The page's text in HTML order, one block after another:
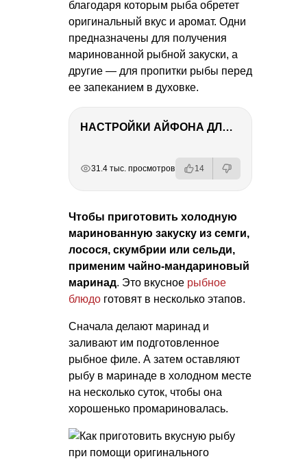
благодаря которым рыба обретет
оригинальный вкус и аромат. Одни
предназначены для получения
маринованной рыбной закуски, а
другие — для пропитки рыбы перед
ее запеканием в духовке.
НАСТРОЙКИ АЙФОНА ДЛЯ ФОТО И ВИДЕО
31.4 тыс. просмотров 14
Чтобы приготовить холодную
маринованную закуску из семги,
лосося, скумбрии или сельди,
применим чайно-мандариновый
маринад. Это вкусное рыбное
блюдо готовят в несколько этапов.
Сначала делают маринад и
заливают им подготовленное
рыбное филе. А затем оставляют
рыбу в маринаде в холодном месте
на несколько суток, чтобы она
хорошенько промариновалась.